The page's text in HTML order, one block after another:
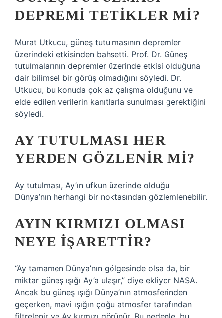
DEPREMI TETIKLER MI?
Murat Utkucu, güneş tutulmasının depremler
üzerindeki etkisinden bahsetti. Prof. Dr. Güneş
tutulmalarının depremler üzerinde etkisi olduğuna
dair bilimsel bir görüş olmadığını söyledi. Dr.
Utkucu, bu konuda çok az çalışma olduğunu ve
elde edilen verilerin kanıtlarla sunulması gerektiğini
söyledi.
AY TUTULMASI HER
YERDEN GÖZLENIR MI?
Ay tutulması, Ay’ın ufkun üzerinde olduğu
Dünya’nın herhangi bir noktasından gözlemlenebilir.
AYIN KIRMIZI OLMASI
NEYE IŞARETTIR?
“Ay tamamen Dünya’nın gölgesinde olsa da, bir
miktar güneş ışığı Ay’a ulaşır,” diye ekliyor NASA.
Ancak bu güneş ışığı Dünya’nın atmosferinden
geçerken, mavi ışığın çoğu atmosfer tarafından
filtrelenir ve Ay kırmızı görünür. Bu nedenle, bu